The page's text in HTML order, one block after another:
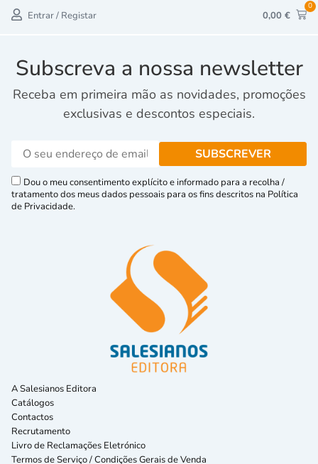
Entrar / Registar 0,00 €
0
Subscreva a nossa newsletter
Receba em primeira mão as novidades, promoções
exclusivas e descontos especiais.
Dou o meu consentimento explícito e informado para a recolha /
tratamento dos meus dados pessoais para os fins descritos na Política
de Privacidade.
A Salesianos Editora
Catálogos
Contactos
Recrutamento
Livro de Reclamações Eletrónico
Termos de Serviço / Condições Gerais de Venda